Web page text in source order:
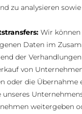
zu analysieren
Wir können
Daten im
der
von
oder die Übernahme
unseres
weitergeben